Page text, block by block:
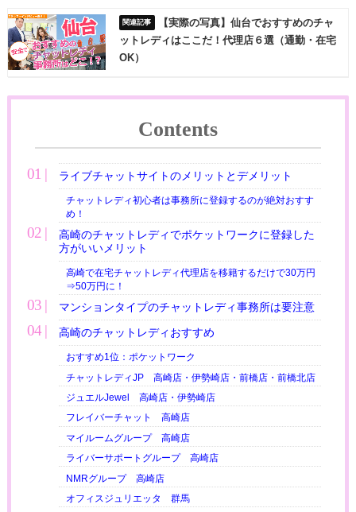
【実際の写真】仙台でおすすめのチャ
ットレディはここだ！代理店６選（通勤・在宅
OK）
Contents
ライブチャットサイトのメリットとデメリット
チャットレディ初心者は事務所に登録するのが絶対おすす
め！
高崎のチャットレディでポケットワークに登録した
方がいいメリット
高崎で在宅チャットレディ代理店を移籍するだけで30万円
⇒50万円に！
マンションタイプのチャットレディ事務所は要注意
高崎のチャットレディおすすめ
おすすめ1位：ポケットワーク
チャットレディJP 高崎店・伊勢崎店・前橋店・前橋北店
ジュエルJewel 高崎店・伊勢崎店
フレイバーチャット 高崎店
マイルームグループ 高崎店
ライバーサポートグループ 高崎店
NMRグループ 高崎店
オフィスジュリエッタ 群馬